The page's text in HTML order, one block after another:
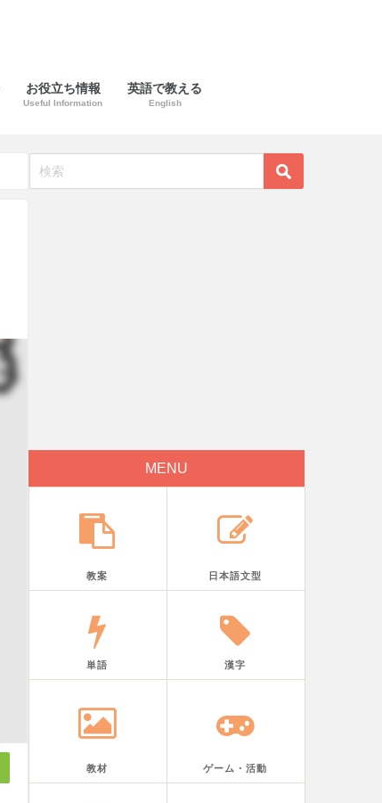
お役立ち情報
Useful Information
英語で教える
English
MENU
教案 日本語文型
単語 漢字
教材 ゲーム・活動